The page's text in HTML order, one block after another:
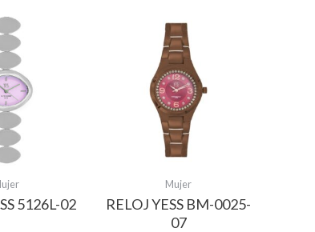
5126L-02
Mujer
RELOJ YESS BM-0025-
07